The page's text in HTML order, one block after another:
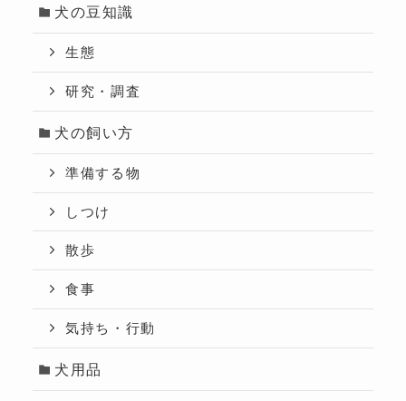
犬の豆知識
生態
研究・調査
犬の飼い方
準備する物
しつけ
散歩
食事
気持ち・行動
犬用品